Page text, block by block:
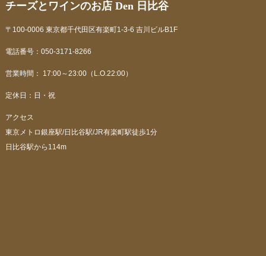
チーズとワインのお店 Den 日比谷
〒100-0006 東京都千代田区有楽町1-3-6 吉川ビルB1F
電話番号：050-3171-8266
営業時間： 17:00～23:00（L.O.22:00）
定休日：日・祝
アクセス
東京メトロ銀座駅/日比谷駅/JR有楽町駅徒歩1分
日比谷駅から114m